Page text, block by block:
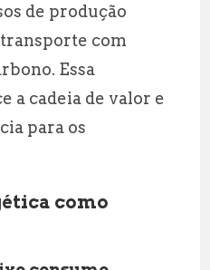
de produção
com
Essa
a cadeia de valor e
para os
como